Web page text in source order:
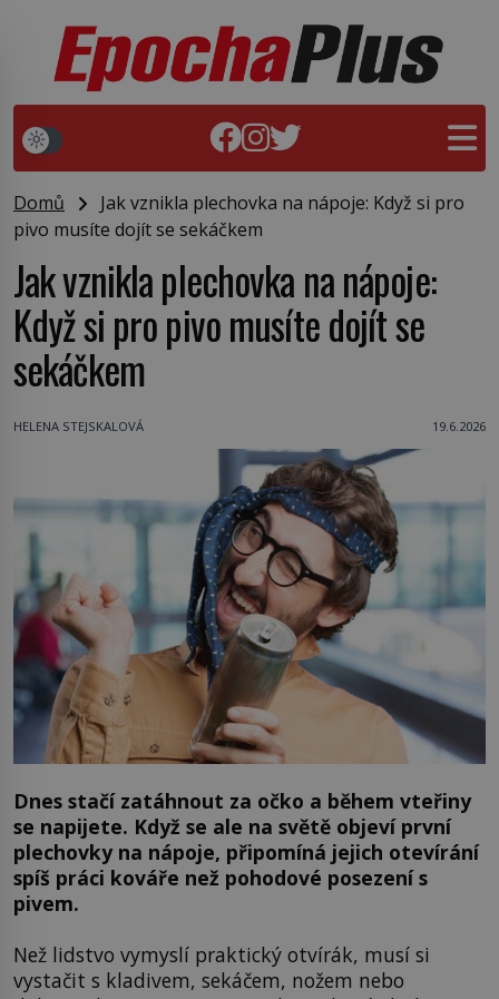
Domů
Jak vznikla plechovka na nápoje: Když si pro
pivo musíte dojít se sekáčkem
Jak vznikla plechovka na nápoje:
Když si pro pivo musíte dojít se
sekáčkem
HELENA STEJSKALOVÁ 19.6.2026
Dnes stačí zatáhnout za očko a během vteřiny
se napijete. Když se ale na světě objeví první
plechovky na nápoje, připomíná jejich otevírání
spíš práci kováře než pohodové posezení s
pivem.
Než lidstvo vymyslí praktický otvírák, musí si
vystačit s kladivem, sekáčem, nožem nebo